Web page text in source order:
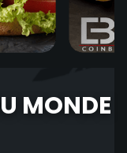
MONDE